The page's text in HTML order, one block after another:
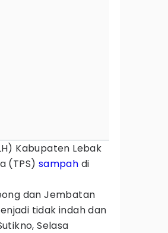
Kabupaten Lebak
(TPS) sampah di
dan Jembatan
tidak indah dan
Selasa